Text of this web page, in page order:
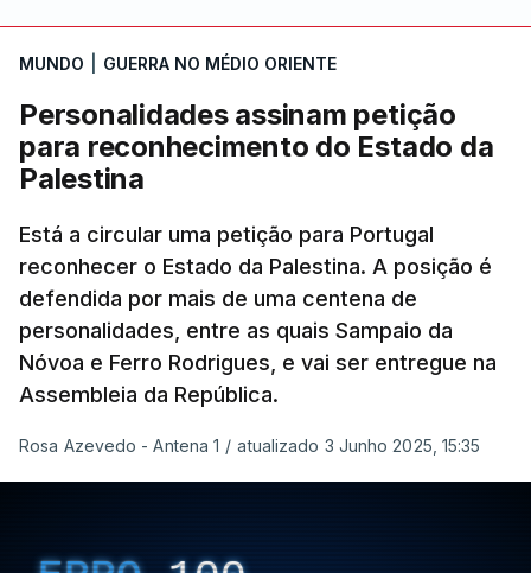
MUNDO GUERRA NO MÉDIO ORIENTE
Personalidades assinam petição
para reconhecimento do Estado da
Palestina
Está a circular uma petição para Portugal
reconhecer o Estado da Palestina. A posição é
defendida por mais de uma centena de
personalidades, entre as quais Sampaio da
Nóvoa e Ferro Rodrigues, e vai ser entregue na
Assembleia da República.
Rosa Azevedo - Antena 1 / atualizado 3 Junho 2025, 15:35